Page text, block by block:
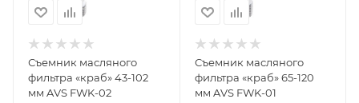
Съемник масляного
фильтра «краб» 43-102
мм AVS FWK-02
Съемник масляного
фильтра «краб» 65-120
мм AVS FWK-01